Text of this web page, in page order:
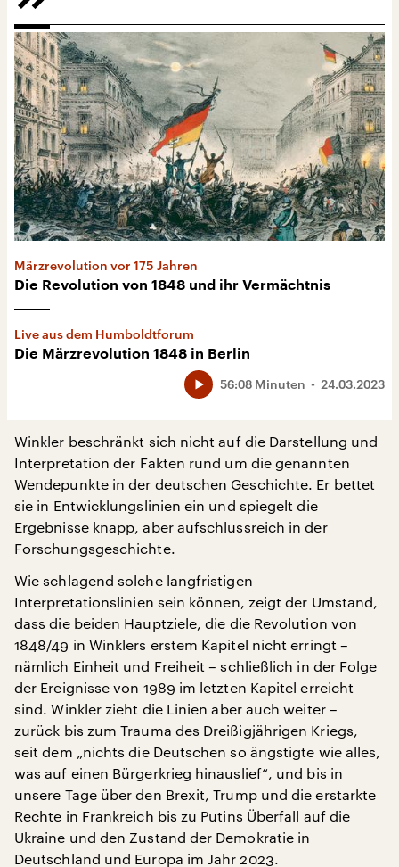
Märzrevolution vor 175 Jahren
Die Revolution von 1848 und ihr Vermächtnis
Live aus dem Humboldtforum
Die Märzrevolution 1848 in Berlin
24.03.2023
56:08 Minuten
Winkler beschränkt sich nicht auf die Darstellung und
Interpretation der Fakten rund um die genannten
Wendepunkte in der deutschen Geschichte. Er bettet
sie in Entwicklungslinien ein und spiegelt die
Ergebnisse knapp, aber aufschlussreich in der
Forschungsgeschichte.
Wie schlagend solche langfristigen
Interpretationslinien sein können, zeigt der Umstand,
dass die beiden Hauptziele, die die Revolution von
1848/49 in Winklers erstem Kapitel nicht erringt –
nämlich Einheit und Freiheit – schließlich in der Folge
der Ereignisse von 1989 im letzten Kapitel erreicht
sind. Winkler zieht die Linien aber auch weiter –
zurück bis zum Trauma des Dreißigjährigen Kriegs,
seit dem „nichts die Deutschen so ängstigte wie alles,
was auf einen Bürgerkrieg hinauslief“, und bis in
unsere Tage über den Brexit, Trump und die erstarkte
Rechte in Frankreich bis zu Putins Überfall auf die
Ukraine und den Zustand der Demokratie in
Deutschland und Europa im Jahr 2023.